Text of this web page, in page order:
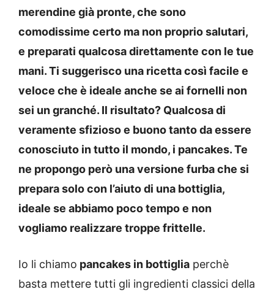
merendine già pronte, che sono
comodissime certo ma non proprio salutari,
e preparati qualcosa direttamente con le tue
mani. Ti suggerisco una ricetta così facile e
veloce che è ideale anche se ai fornelli non
sei un granché. Il risultato? Qualcosa di
veramente sfizioso e buono tanto da essere
conosciuto in tutto il mondo, i pancakes. Te
ne propongo però una versione furba che si
prepara solo con l’aiuto di una bottiglia,
ideale se abbiamo poco tempo e non
vogliamo realizzare troppe frittelle.
Io li chiamo pancakes in bottiglia perchè
basta mettere tutti gli ingredienti classici della